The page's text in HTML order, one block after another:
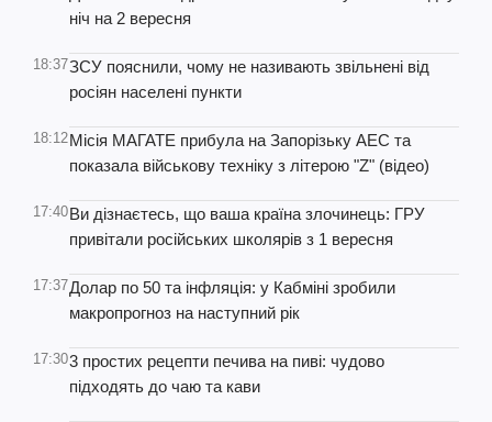
ніч на 2 вересня
18:37ЗСУ пояснили, чому не називають звільнені від
росіян населені пункти
18:12Місія МАГАТЕ прибула на Запорізьку АЕС та
показала військову техніку з літерою "Z" (відео)
17:40Ви дізнаєтесь, що ваша країна злочинець: ГРУ
привітали російських школярів з 1 вересня
17:37Долар по 50 та інфляція: у Кабміні зробили
макропрогноз на наступний рік
17:303 простих рецепти печива на пиві: чудово
підходять до чаю та кави